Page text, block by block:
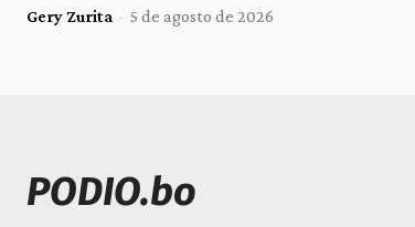
Gery Zurita - 5 de agosto de 2026
PODIO.bo